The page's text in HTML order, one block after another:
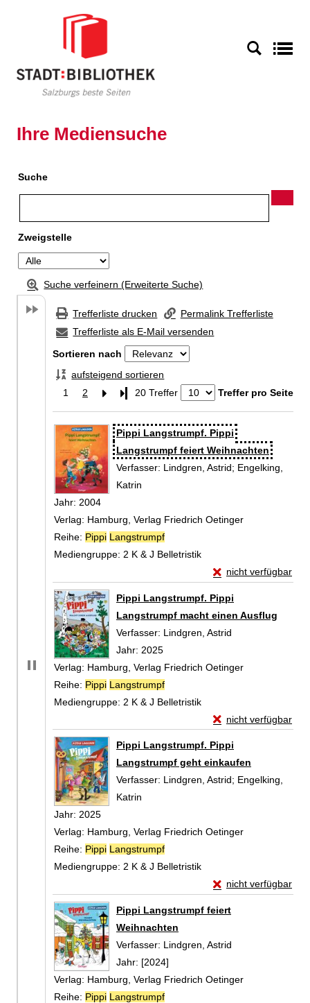
Ihre Mediensuche
Suche
Zweigstelle
Suche verfeinern (Erweiterte Suche)
Trefferliste drucken
Permalink Trefferliste
Trefferliste als E-Mail versenden
Sortieren nach
aufsteigend sortieren
1
2 Letzte Seite
20 Treffer Treffer pro Seite
Suchergebnis
Zu den Suchfiltern springen
Pippi Langstrumpf. Pippi
Langstrumpf feiert Weihnachten
Verfasser: Lindgren, Astrid; Engelking,
Katrin
Jahr: 2004
Verlag: Hamburg, Verlag Friedrich Oetinger
Reihe: Pippi Langstrumpf
Mediengruppe: 2 K & J Belletristik
nicht verfügbar
Exemplar-Details
Pippi Langstrumpf. Pippi
Langstrumpf macht einen Ausflug
Verfasser: Lindgren, Astrid
Jahr: 2025
Verlag: Hamburg, Verlag Friedrich Oetinger
Reihe: Pippi Langstrumpf
Mediengruppe: 2 K & J Belletristik
nicht verfügbar
Exemplar-Details
Pippi Langstrumpf. Pippi
Langstrumpf geht einkaufen
Verfasser: Lindgren, Astrid; Engelking,
Katrin
Jahr: 2025
Verlag: Hamburg, Verlag Friedrich Oetinger
Reihe: Pippi Langstrumpf
Mediengruppe: 2 K & J Belletristik
nicht verfügbar
Exemplar-Details
Pippi Langstrumpf feiert
Weihnachten
Verfasser: Lindgren, Astrid
Jahr: [2024]
Verlag: Hamburg, Verlag Friedrich Oetinger
Reihe: Pippi Langstrumpf